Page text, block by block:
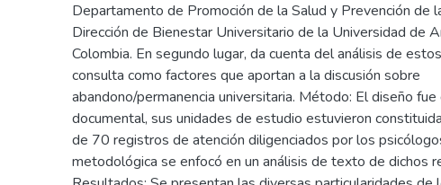
Departamento de Promoción de la Salud y Prevención de
Dirección de Bienestar Universitario de la Universidad de
Colombia. En segundo lugar, da cuenta del análisis de
consulta como factores que aportan a la discusión sobre
abandono/permanencia universitaria. Método: El diseño
documental, sus unidades de estudio estuvieron
de 70 registros de atención diligenciados por los
metodológica se enfocó en un análisis de texto de dichos